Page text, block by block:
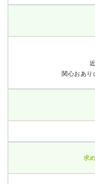
関心おあり
求